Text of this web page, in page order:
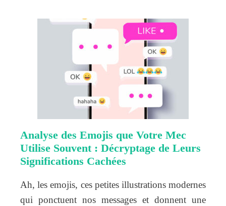
Analyse des Emojis que Votre Mec
Utilise Souvent : Décryptage de Leurs
Significations Cachées
Ah, les emojis, ces petites illustrations modernes
qui ponctuent nos messages et donnent une